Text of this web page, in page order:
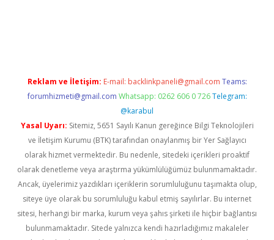
Reklam ve İletişim: E-mail: backlinkpaneli@gmail.com Teams:
forumhizmeti@gmail.com Whatsapp: 0262 606 0 726 Telegram:
@karabul
Yasal Uyarı: Sitemiz, 5651 Sayılı Kanun gereğince Bilgi Teknolojileri
ve İletişim Kurumu (BTK) tarafından onaylanmış bir Yer Sağlayıcı
olarak hizmet vermektedir. Bu nedenle, sitedeki içerikleri proaktif
olarak denetleme veya araştırma yükümlülüğümüz bulunmamaktadır.
Ancak, üyelerimiz yazdıkları içeriklerin sorumluluğunu taşımakta olup,
siteye üye olarak bu sorumluluğu kabul etmiş sayılırlar. Bu internet
sitesi, herhangi bir marka, kurum veya şahıs şirketi ile hiçbir bağlantısı
bulunmamaktadır. Sitede yalnızca kendi hazırladığımız makaleler